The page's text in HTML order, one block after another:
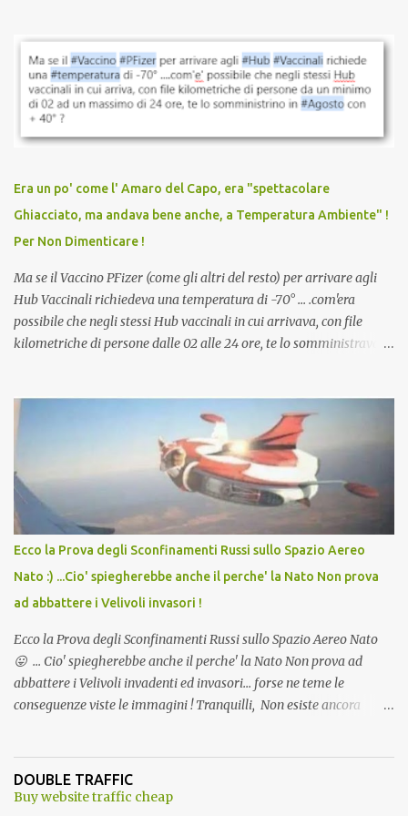
vaccinazione. Non avevamo mai sentito parlare di ricompense,
sconti, incentivi per vaccinarsi. Non avevamo mai visto
discriminazioni per coloro che non l’hanno fatto. Se non sei stato
vaccinato, nessuno aveva prima cercato di farti sentire una
persona cattiva. Non avevamo mai visto un vaccino che minacci le
vaccino usato per minacciare i mezzi di sussistenza, il lavoro o la
scuola. Non avevamo mai visto un vaccino che permettesse a un
dodicenne di ignorare il consenso dei genitori. Dopo tutti i vaccini
che abbiamo elencato sopra...
Era un po' come l' Amaro del Capo, era "spettacolare
Ghiacciato, ma andava bene anche, a Temperatura Ambiente" !
Per Non Dimenticare !
Ma se il Vaccino PFizer (come gli altri del resto) per arrivare agli
Hub Vaccinali richiedeva una temperatura di -70° ... .com'era
possibile che negli stessi Hub vaccinali in cui arrivava, con file
kilometriche di persone dalle 02 alle 24 ore, te lo somministravano
Vaccino come: l' Amaro del Capo, era "spettacolare Ghiacciato, ma
andava bene anche, a Temperatura Ambiente"! Riproponiamo
l'articolo per NON Dimenticare!
Ecco la Prova degli Sconfinamenti Russi sullo Spazio Aereo
Nato :) ...Cio' spiegherebbe anche il perche' la Nato Non prova
ad abbattere i Velivoli invasori !
Ecco la Prova degli Sconfinamenti Russi sullo Spazio Aereo Nato
😛 ... Cio' spiegherebbe anche il perche' la Nato Non prova ad
abbattere i Velivoli invadenti ed invasori... forse ne teme le
conseguenze viste le immagini ! Tranquilli, Non esiste ancora
ancora una fantasia Nato o forse una "False Flag", per provocare
una guerra mondiale che difficilmente da menti sane, potrebbe
DOUBLE TRAFFIC
Buy website traffic cheap